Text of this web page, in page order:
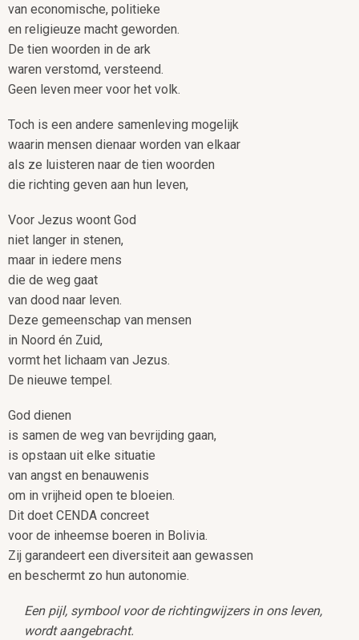
van economische, politieke
en religieuze macht geworden.
De tien woorden in de ark
waren verstomd, versteend.
Geen leven meer voor het volk.
Toch is een andere samenleving mogelijk
waarin mensen dienaar worden van elkaar
als ze luisteren naar de tien woorden
die richting geven aan hun leven,
Voor Jezus woont God
niet langer in stenen,
maar in iedere mens
die de weg gaat
van dood naar leven.
Deze gemeenschap van mensen
in Noord én Zuid,
vormt het lichaam van Jezus.
De nieuwe tempel.
God dienen
is samen de weg van bevrijding gaan,
is opstaan uit elke situatie
van angst en benauwenis
om in vrijheid open te bloeien.
Dit doet CENDA concreet
voor de inheemse boeren in Bolivia.
Zij garandeert een diversiteit aan gewassen
en beschermt zo hun autonomie.
Een pijl, symbool voor de richtingwijzers in ons leven,
wordt aangebracht.